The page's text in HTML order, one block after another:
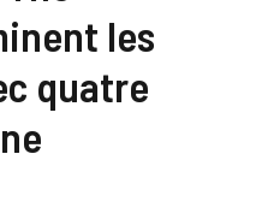
les
quatre